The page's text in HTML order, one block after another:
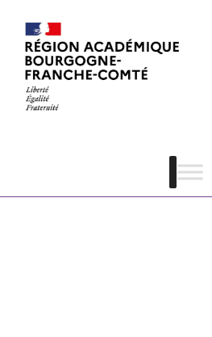
CLG Le
Chapitre –
Article